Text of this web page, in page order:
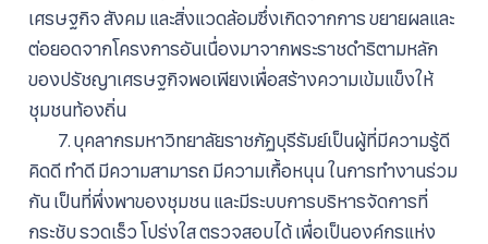
เศรษฐกิจ สังคม และสิ่งแวดล้อมซึ่งเกิดจากการ ขยายผลและ
ต่อยอดจากโครงการอันเนื่องมาจากพระราชดําริตามหลัก
ของปรัชญาเศรษฐกิจพอเพียงเพื่อสร้างความเข้มแข็งให้
ชุมชนท้องถิ่น
7. บุคลากรมหาวิทยาลัยราชภัฏบุรีรัมย์เป็นผู้ที่มีความรู้ดี
คิดดี ทําดี มีความสามารถ มีความเกื้อหนุน ในการทํางานร่วม
กัน เป็นที่พึ่งพาของชุมชน และมีระบบการบริหารจัดการที่
กระชับ รวดเร็ว โปร่งใส ตรวจสอบได้ เพื่อเป็นองค์กรแห่ง